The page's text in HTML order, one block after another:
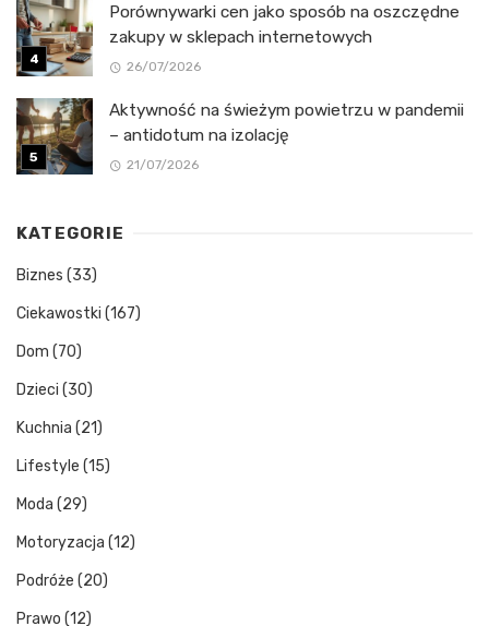
Porównywarki cen jako sposób na oszczędne
zakupy w sklepach internetowych
26/07/2026
Aktywność na świeżym powietrzu w pandemii
– antidotum na izolację
21/07/2026
KATEGORIE
Biznes (33)
Ciekawostki (167)
Dom (70)
Dzieci (30)
Kuchnia (21)
Lifestyle (15)
Moda (29)
Motoryzacja (12)
Podróże (20)
Prawo (12)